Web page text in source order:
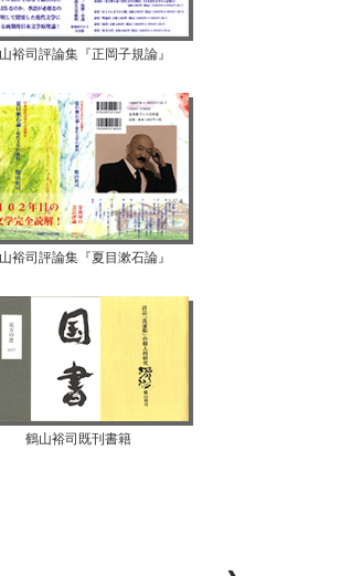
裕司評論集『正岡子規論』
裕司評論集『夏目漱石論』
鶴山裕司既刊書籍